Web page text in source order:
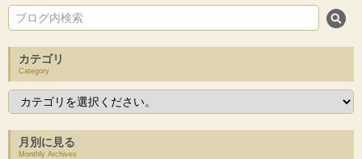
カテゴリ
Category
月別に見る
Monthly Archives